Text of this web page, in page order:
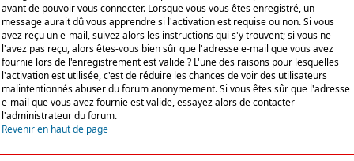
avant de pouvoir vous connecter. Lorsque vous vous êtes enregistré, un
message aurait dû vous apprendre si l'activation est requise ou non. Si vous
avez reçu un e-mail, suivez alors les instructions qui s'y trouvent; si vous ne
l'avez pas reçu, alors êtes-vous bien sûr que l'adresse e-mail que vous avez
fournie lors de l'enregistrement est valide ? L'une des raisons pour lesquelles
l'activation est utilisée, c'est de réduire les chances de voir des utilisateurs
malintentionnés abuser du forum anonymement. Si vous êtes sûr que l'adresse
e-mail que vous avez fournie est valide, essayez alors de contacter
l'administrateur du forum.
Revenir en haut de page